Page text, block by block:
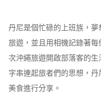
丹尼是個忙碌的上班族，
旅遊，並且用相機記錄著
次沖繩旅遊開啟部落客的
字串連起旅者們的思想，
美食進行分享。